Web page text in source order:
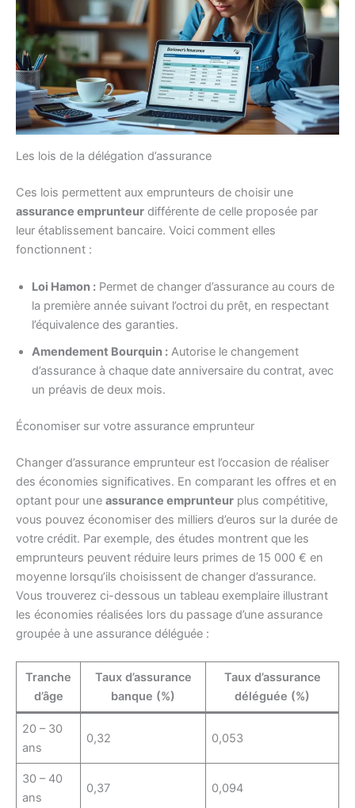
Les lois de la délégation d’assurance
Ces lois permettent aux emprunteurs de choisir une
assurance emprunteur différente de celle proposée par
leur établissement bancaire. Voici comment elles
fonctionnent :
Loi Hamon : Permet de changer d’assurance au cours de
la première année suivant l’octroi du prêt, en respectant
l’équivalence des garanties.
Amendement Bourquin : Autorise le changement
d’assurance à chaque date anniversaire du contrat, avec
un préavis de deux mois.
Économiser sur votre assurance emprunteur
Changer d’assurance emprunteur est l’occasion de réaliser
des économies significatives. En comparant les offres et en
optant pour une assurance emprunteur plus compétitive,
vous pouvez économiser des milliers d’euros sur la durée de
votre crédit. Par exemple, des études montrent que les
emprunteurs peuvent réduire leurs primes de 15 000 € en
moyenne lorsqu’ils choisissent de changer d’assurance.
Vous trouverez ci-dessous un tableau exemplaire illustrant
les économies réalisées lors du passage d’une assurance
groupée à une assurance déléguée :
Tranche
d’âge
Taux d’assurance
banque (%)
Taux d’assurance
déléguée (%)
20 – 30
ans
0,32 0,053
30 – 40
ans
0,37 0,094